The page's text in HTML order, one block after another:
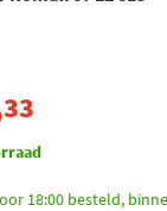
18:00 besteld,